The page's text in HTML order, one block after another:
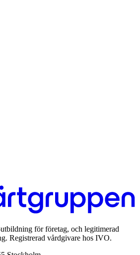
för företag, och legitimerad
Registrerad vårdgivare hos IVO.